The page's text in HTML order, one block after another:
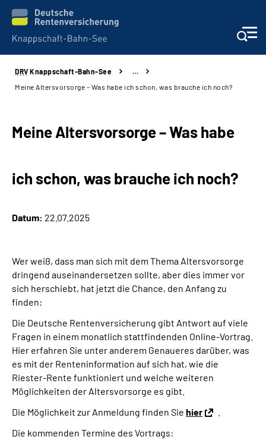
Aktuelles & Presse
KBS exklusiv
Online-Services
Die DRV Knappschaft-Bahn-See in Deutscher
Gebärdensprache
Leichte Sprache
Suche
Mein Kundenportal
DRV Knappschaft-Bahn-See
…
Meine Altersvorsorge – Was habe ich schon, was brauche ich noch?
Meine Altersvorsorge – Was habe
ich schon, was brauche ich noch?
Datum: 22.07.2025
Wer weiß, dass man sich mit dem Thema Altersvorsorge
dringend auseinandersetzen sollte, aber dies immer vor
sich herschiebt, hat jetzt die Chance, den Anfang zu
finden:
Die Deutsche Rentenversicherung gibt Antwort auf viele
Fragen in einem monatlich stattfindenden Online-Vortrag.
Hier erfahren Sie unter anderem Genaueres darüber, was
es mit der Renteninformation auf sich hat, wie die
Riester-Rente funktioniert und welche weiteren
Möglichkeiten der Altersvorsorge es gibt.
Die Möglichkeit zur Anmeldung finden Sie hier
Die kommenden Termine des Vortrags: